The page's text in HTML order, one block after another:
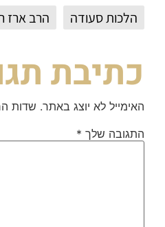
הלכות סעודה הרב ארז
כתיבת
האימייל לא יוצג באתר. שדות
התגובה שלך *